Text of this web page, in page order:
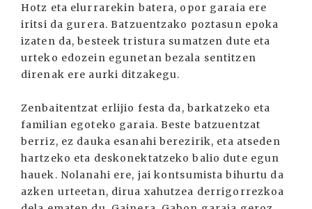
Hotz eta elurrarekin batera, opor garaia ere
iritsi da gurera. Batzuentzako poztasun epoka
izaten da, besteek tristura sumatzen dute eta
urteko edozein egunetan bezala sentitzen
direnak ere aurki ditzakegu.
Zenbaitentzat erlijio festa da, barkatzeko eta
familian egoteko garaia. Beste batzuentzat
berriz, ez dauka esanahi berezirik, eta atseden
hartzeko eta deskonektatzeko balio dute egun
hauek. Nolanahi ere, jai kontsumista bihurtu da
azken urteetan, dirua xahutzea derrigorrezkoa